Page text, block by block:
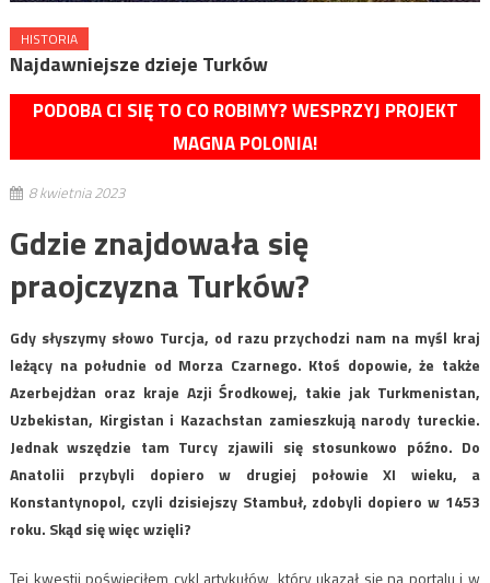
HISTORIA
Najdawniejsze dzieje Turków
PODOBA CI SIĘ TO CO ROBIMY? WESPRZYJ PROJEKT
MAGNA POLONIA!
8 kwietnia 2023
Gdzie znajdowała się
praojczyzna Turków?
Gdy słyszymy słowo Turcja, od razu przychodzi nam na myśl kraj
leżący na południe od Morza Czarnego. Ktoś dopowie, że także
Azerbejdżan oraz kraje Azji Środkowej, takie jak Turkmenistan,
Uzbekistan, Kirgistan i Kazachstan zamieszkują narody tureckie.
Jednak wszędzie tam Turcy zjawili się stosunkowo późno. Do
Anatolii przybyli dopiero w drugiej połowie XI wieku, a
Konstantynopol, czyli dzisiejszy Stambuł, zdobyli dopiero w 1453
roku. Skąd się więc wzięli?
Tej kwestii poświęciłem cykl artykułów, który ukazał się na portalu i w